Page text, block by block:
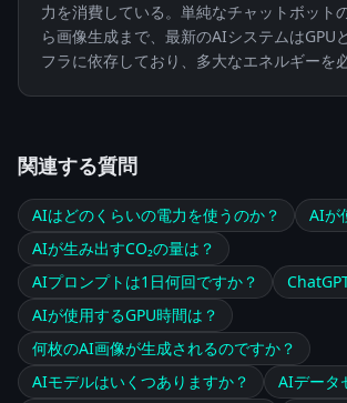
力を消費している。単純なチャットボット
ら画像生成まで、最新のAIシステムはGPU
フラに依存しており、多大なエネルギーを
関連する質問
AIはどのくらいの電力を使うのか？
AIが
AIが生み出すCO₂の量は？
AIプロンプトは1日何回ですか？
AIが使用するGPU時間は？
何枚のAI画像が生成されるのですか？
AIモデルはいくつありますか？
AIデータ